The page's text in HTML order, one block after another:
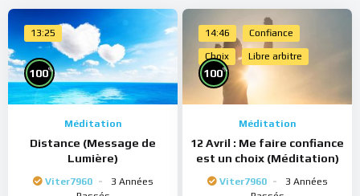
13:25
100%
Méditation
Distance (Message de
Lumière)
Viter7960
3 Années
14:46 Confiance
Choix Libre arbitre
100%
Méditation
12 Avril : Me faire confiance
est un choix (Méditation)
Viter7960
3 Années